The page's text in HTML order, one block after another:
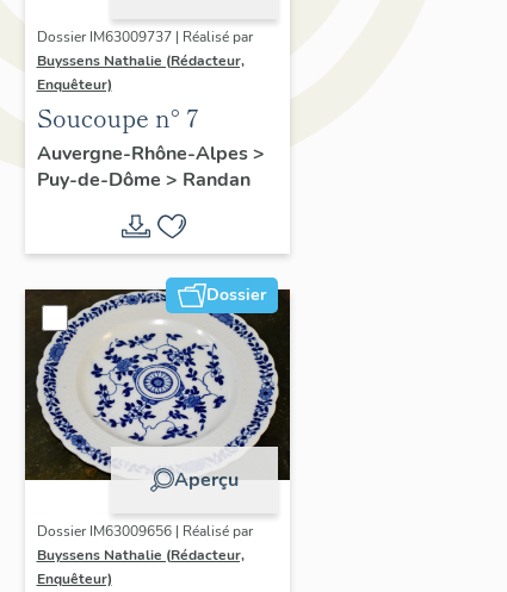
Dossier IM63009737 | Réalisé par
Buyssens Nathalie (Rédacteur,
Enquêteur)
Soucoupe n° 7
Auvergne-Rhône-Alpes>
Puy-de-Dôme > Randan
Dossier
Aperçu
Dossier IM63009656 | Réalisé par
Buyssens Nathalie (Rédacteur,
Enquêteur)